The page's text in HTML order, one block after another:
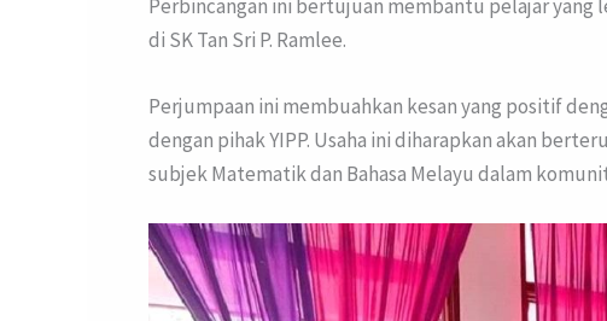
Perbincangan ini bertujuan membantu pelajar yang
di SK Tan Sri P. Ramlee.
Perjumpaan ini membuahkan kesan yang positif
dengan pihak YIPP. Usaha ini diharapkan akan
subjek Matematik dan Bahasa Melayu dalam